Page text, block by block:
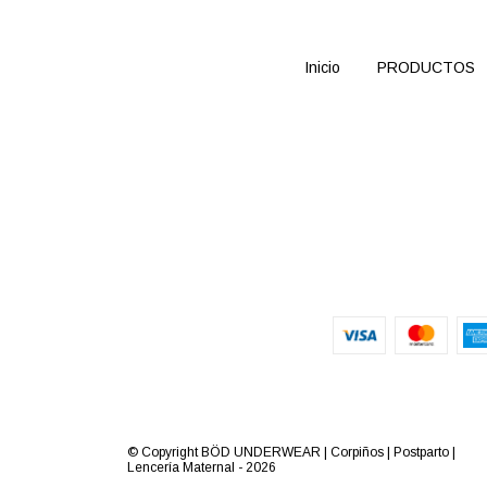
Inicio PRODUCTOS
© Copyright BÖD UNDERWEAR | Corpiños | Postparto |
Lencería Maternal - 2026